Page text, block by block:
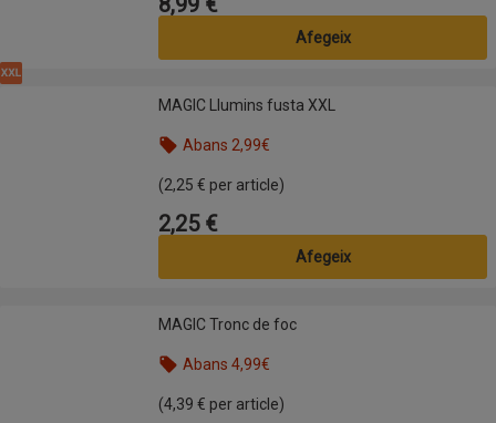
Afegeix
MAGIC Llumins fusta XXL
XXL
MAGIC Llumins fusta XXL
Abans 2,99€
(2,25 € per article)
Preu
2,25 €
Afegeix
MAGIC Tronc de foc
Abans 4,99€
(4,39 € per article)